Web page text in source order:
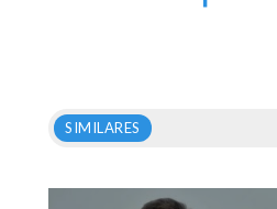
SIMILARES